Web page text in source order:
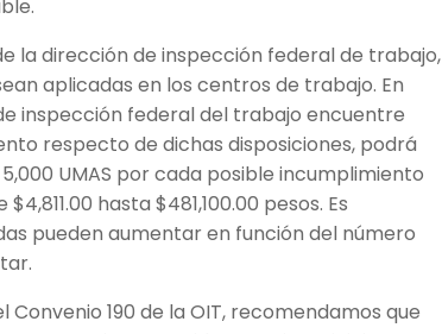
la dirección de inspección federal de trabajo,
aplicadas en los centros de trabajo. En
inspección federal del trabajo encuentre
respecto de dichas disposiciones, podrá
UMAS por cada posible incumplimiento
hasta $481,100.00 pesos. Es
pueden aumentar en función del número
190 de la OIT, recomendamos que